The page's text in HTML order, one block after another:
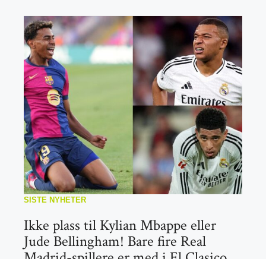
SISTE NYHETER
Ikke plass til Kylian Mbappe eller
Jude Bellingham! Bare fire Real